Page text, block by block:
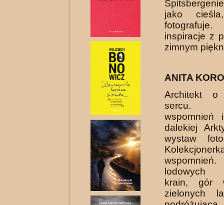
jako
inspiracje z
zimnym
ANITA
Architekt o
sercu.
dalekiej
wystaw
wspomnień.
lodowych
krain, gór
zielonych